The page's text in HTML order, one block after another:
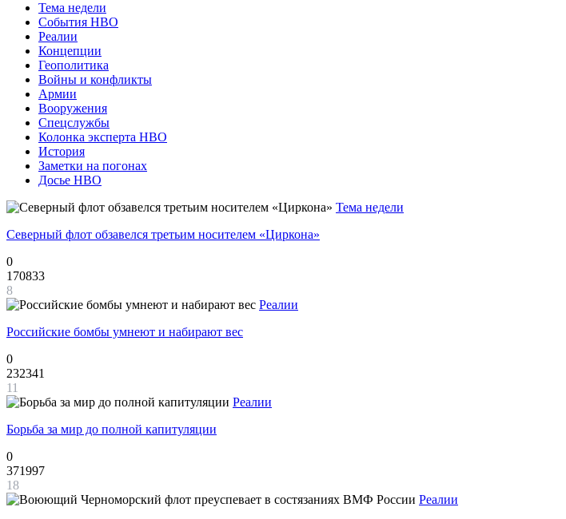
Тема недели
События НВО
Реалии
Концепции
Геополитика
Войны и конфликты
Армии
Вооружения
Спецслужбы
Колонка эксперта НВО
История
Заметки на погонах
Досье НВО
Тема недели
Северный флот обзавелся третьим носителем «Циркона»
0
170833
8
Реалии
Российские бомбы умнеют и набирают вес
0
232341
11
Реалии
Борьба за мир до полной капитуляции
0
371997
18
Реалии